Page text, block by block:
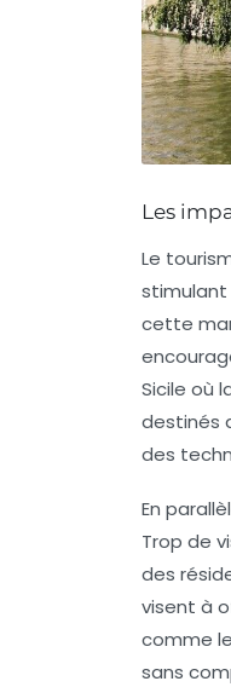
Les
Le
stimulant
cette
Sicile où
destinés
des
En
Trop de
des
visent à
comme
sans